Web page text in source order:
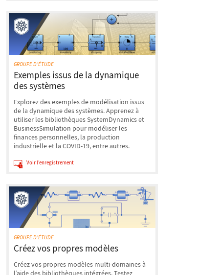
GROUPE D’ÉTUDE
Exemples issus de la dynamique
des systèmes
Explorez des exemples de modélisation issus
de la dynamique des systèmes. Apprenez à
utiliser les bibliothèques SystemDynamics et
BusinessSimulation pour modéliser les
finances personnelles, la production
industrielle et la COVID-19, entre autres.
Voir l’enregistrement
GROUPE D’ÉTUDE
Créez vos propres modèles
Créez vos propres modèles multi-domaines à
l’aide des bibliothèques intégrées. Testez